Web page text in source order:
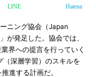
LINE Hatena
ニング協会（Japan
が発足した。協会では、
界への提言を行っていく
（深層学習）のスキルを
進する計画だ。